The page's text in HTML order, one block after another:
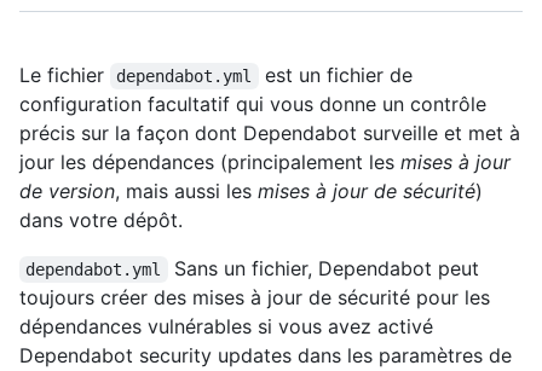
Le fichier dependabot.yml
est un fichier de
configuration facultatif qui vous donne un contrôle
précis sur la façon dont Dependabot surveille et met à
jour les dépendances (principalement les mises à jour
de version, mais aussi les mises à jour de sécurité)
dans votre dépôt.
dependabot.yml
Sans un fichier, Dependabot peut
toujours créer des mises à jour de sécurité pour les
dépendances vulnérables si vous avez activé
Dependabot security updates dans les paramètres de